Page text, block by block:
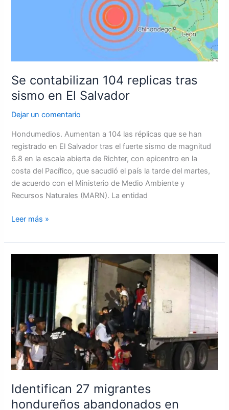
Se contabilizan 104 replicas tras
sismo en El Salvador
Dejar un comentario
Hondumedios. Aumentan a 104 las réplicas que se han
registrado en El Salvador tras el fuerte sismo de magnitud
6.8 en la escala abierta de Richter, con epicentro en la
costa del Pacífico, que sacudió el país la tarde del martes,
de acuerdo con el Ministerio de Medio Ambiente y
Recursos Naturales (MARN). La entidad
Leer más »
Identifican 27 migrantes
hondureños abandonados en
migrantes
hondureños
abandonados
en
México